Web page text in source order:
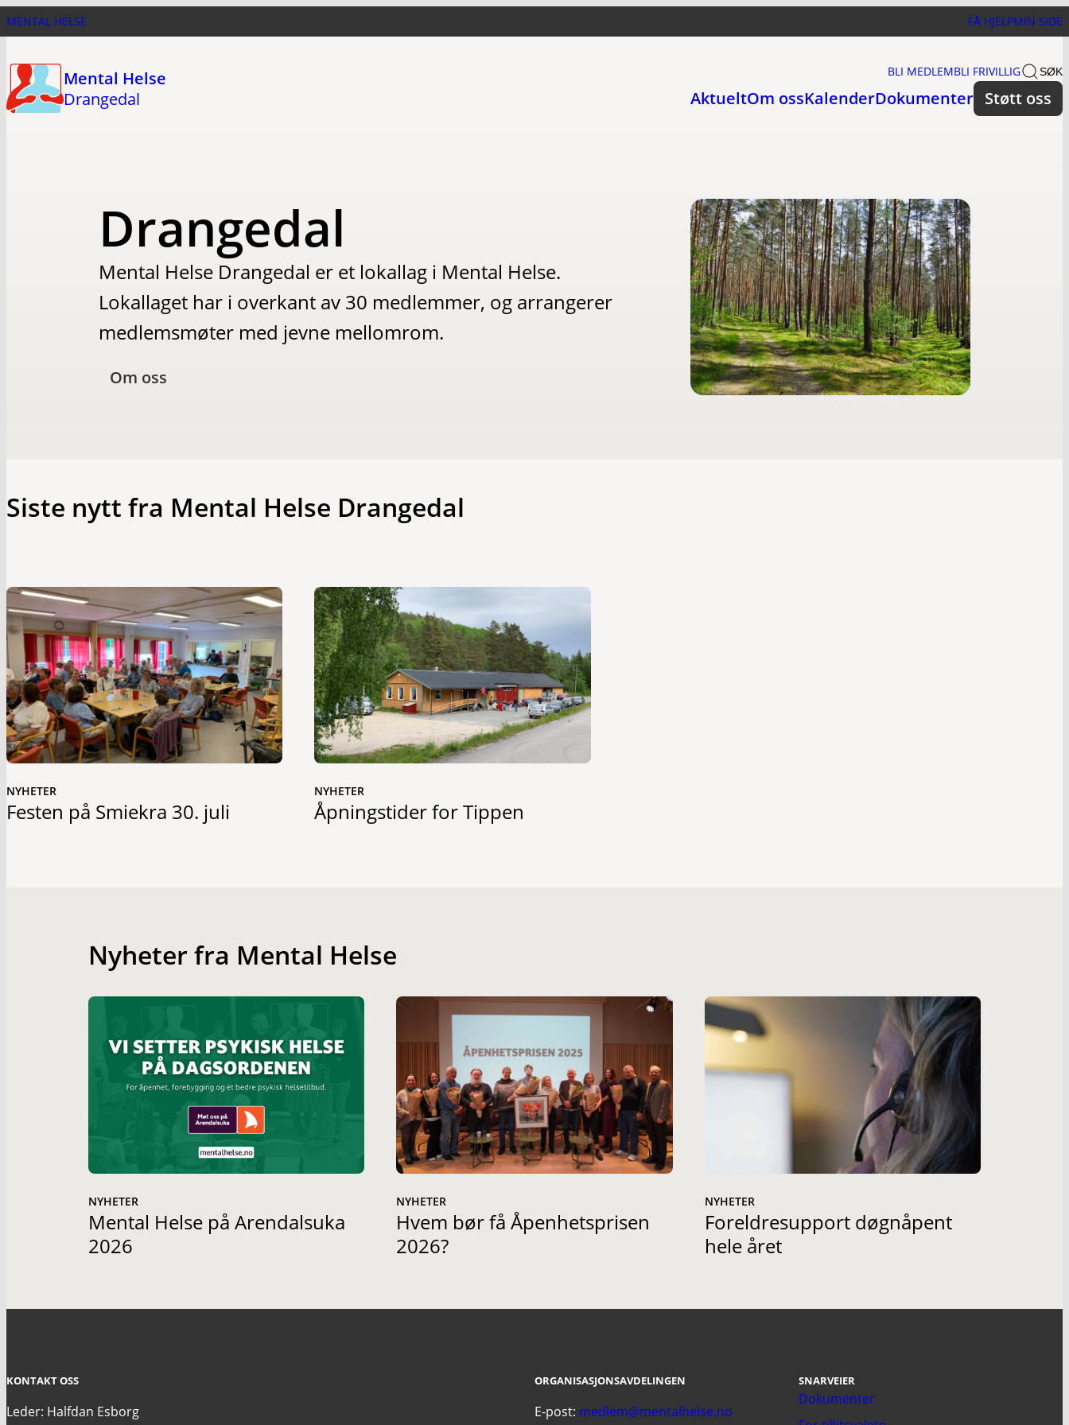
Hopp
til
hovedinnhold
MENTAL HELSE FÅ HJELPMIN SIDE
Mental Helse
Drangedal
BLI MEDLEMBLI FRIVILLIG SØK
AktueltOm ossKalenderDokumenter Støtt oss
Drangedal
Mental Helse Drangedal er et lokallag i Mental Helse.
Lokallaget har i overkant av 30 medlemmer, og arrangerer
medlemsmøter med jevne mellomrom.
Om oss
Siste nytt fra Mental Helse Drangedal
NYHETER
Festen på Smiekra 30. juli
NYHETER
Åpningstider for Tippen
Nyheter fra Mental Helse
NYHETER
Mental Helse på Arendalsuka
2026
NYHETER
Hvem bør få Åpenhetsprisen
2026?
NYHETER
Foreldresupport døgnåpent
hele året
KONTAKT OSS
Leder: Halfdan Esborg
ORGANISASJONSAVDELINGEN
E-post: medlem@mentalhelse.no
SNARVEIER
Dokumenter